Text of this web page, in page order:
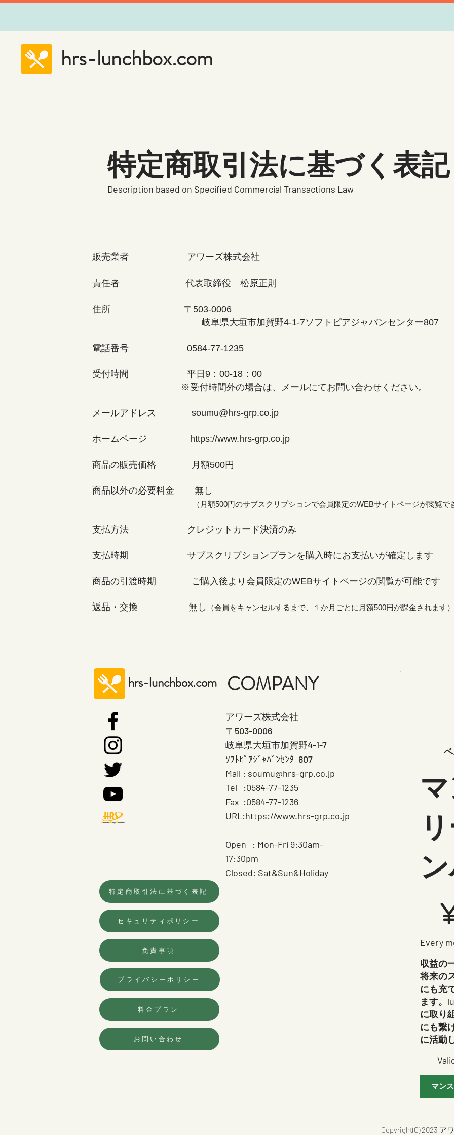
hrs-lunchbox.com
特定商取引法に基づく表記
Description based on Specified Commercial Transactions Law
販売業者 アワーズ株式会社
責任者 代表取締役 松原正則
住所 〒503-0006
岐阜県大垣市加賀野4-1-7ソフトピアジャパンセンター807
電話番号 0584-77-1235
受付時間 平日9：00-18：00
※受付時間外の場合は、メールにてお問い合わせください。
メールアドレス soumu@hrs-grp.co.jp
ホームページ https://www.hrs-grp.co.jp
商品の販売価格 月額500円
商品以外の必要料金 無し
（ 月額500円のサブスクリプションで会員限定のWEBサイトページが閲覧で
支払方法 クレジットカード決済のみ
支払時期 サブスクリプションプランを購入時にお支払いが確定します
商品の引渡時期 ご購入後より会員限定のWEBサイトページの閲覧が可能です
返品・交換 無し （会員をキャンセルするまで、１か月ごとに月額500円が課金されます）
hrs-lunchbox.com
特定商取引法に基づく表記
セキュリティポリシー
免責事項
プライバシーポリシー
料金プラン
お問い合わせ
​COMPANY
アワーズ株式会社
〒503-0006
岐阜県大垣市加賀野4-1-7
ｿﾌﾄﾋﾟｱｼﾞｬﾊﾟﾝｾﾝﾀｰ807
Mail : soumu@hrs-grp.co.jp
Tel :0584-77-1235
Fax :0584-77-1236
URL:https://www.hrs-grp.co.jp
Open : Mon-Fri 9:30am-
17:30pm
Closed: Sat&Sun&Holiday
Every
収益の
将来の
にも充
ます。
に取り
にも繋
に活動
マン
Copyright(C) 2023 ア